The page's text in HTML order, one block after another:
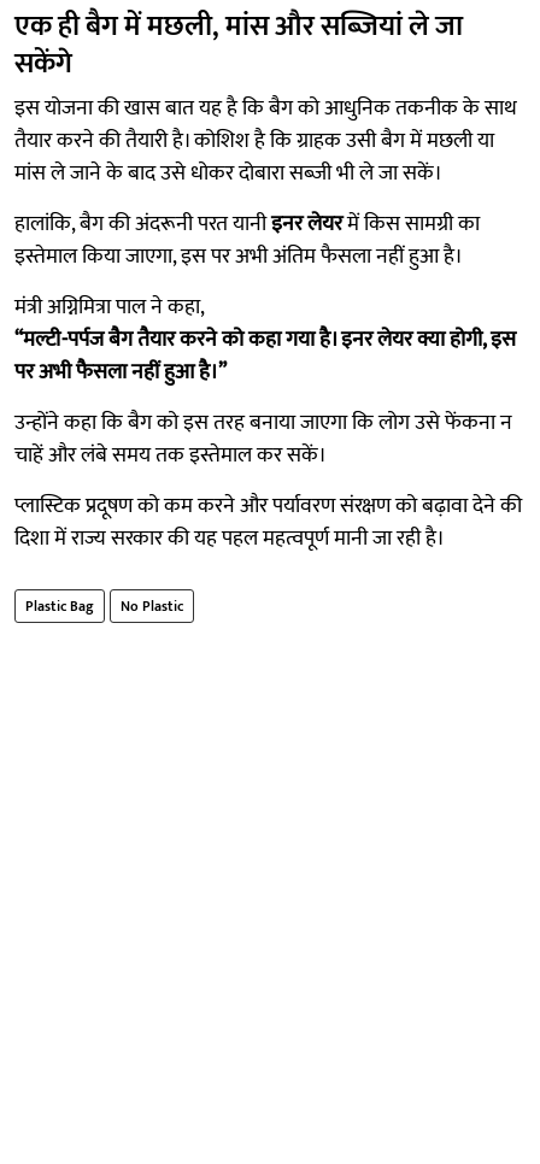
एक ही बैग में मछली, मांस और सब्जियां ले जा
सकेंगे
इस योजना की खास बात यह है कि बैग को आधुनिक तकनीक के साथ
तैयार करने की तैयारी है। कोशिश है कि ग्राहक उसी बैग में मछली या
मांस ले जाने के बाद उसे धोकर दोबारा सब्जी भी ले जा सकें।
हालांकि, बैग की अंदरूनी परत यानीइनर लेयरमें किस सामग्री का
इस्तेमाल किया जाएगा, इस पर अभी अंतिम फैसला नहीं हुआ है।
मंत्री अग्निमित्रा पाल ने कहा,
“मल्टी-पर्पज बैग तैयार करने को कहा गया है। इनर लेयर क्या होगी, इस
पर अभी फैसला नहीं हुआ है।”
उन्होंने कहा कि बैग को इस तरह बनाया जाएगा कि लोग उसे फेंकना न
चाहें और लंबे समय तक इस्तेमाल कर सकें।
प्लास्टिक प्रदूषण को कम करने और पर्यावरण संरक्षण को बढ़ावा देने की
दिशा में राज्य सरकार की यह पहल महत्वपूर्ण मानी जा रही है।
Plastic Bag No Plastic